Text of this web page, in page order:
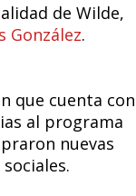
de Wilde,
González.
que cuenta con
al programa
nuevas